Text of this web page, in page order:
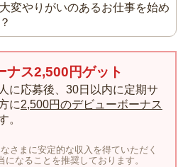
変やりがいのあるお仕事を始め
ナス2,500円ゲット
に応募後、30日以内に定期サ
に2,500円のデビューボーナス
。
さまに安定的な収入を得ていただく
なることを推奨しております。